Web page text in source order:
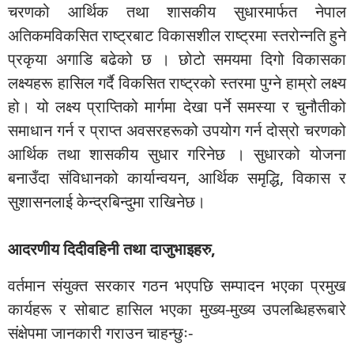
चरणको आर्थिक तथा शासकीय सुधारमार्फत नेपाल
अतिकमविकसित राष्ट्रबाट विकासशील राष्ट्रमा स्तरोन्नति हुने
प्रकृया अगाडि बढेको छ । छोटो समयमा दिगो विकासका
लक्ष्यहरू हासिल गर्दै विकसित राष्ट्रको स्तरमा पुग्ने हाम्रो लक्ष्य
हो। यो लक्ष्य प्राप्तिको मार्गमा देखा पर्ने समस्या र चुनौतीको
समाधान गर्न र प्राप्त अवसरहरूको उपयोग गर्न दोस्रो चरणको
आर्थिक तथा शासकीय सुधार गरिनेछ । सुधारको योजना
बनाउँदा संविधानको कार्यान्वयन, आर्थिक समृद्धि, विकास र
सुशासनलाई केन्द्रबिन्दुमा राखिनेछ।
आदरणीय दिदीवहिनी तथा दाजुभाइहरु,
वर्तमान संयुक्त सरकार गठन भएपछि सम्पादन भएका प्रमुख
कार्यहरू र सोबाट हासिल भएका मुख्य-मुख्य उपलब्धिहरूबारे
संक्षेपमा जानकारी गराउन चाहन्छुः-